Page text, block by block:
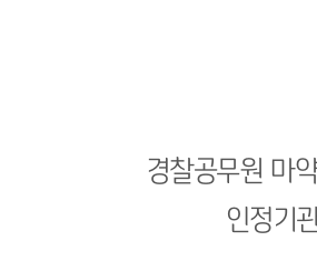
경찰공무원 마
인정기